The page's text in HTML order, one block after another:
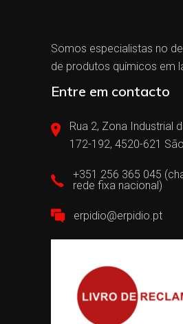
Somos especialistas no
de produtos químicos em
Entre em contacto
Rua 2, Zona Industrial
172-192, 4520-621
+351 256 365 045
rede fixa nacional)
erpidio@erpidio.pt